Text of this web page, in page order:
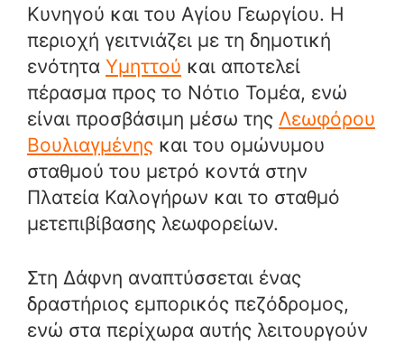
Κυνηγού και του Αγίου Γεωργίου. Η
περιοχή γειτνιάζει με τη δημοτική
ενότητα Υμηττού και αποτελεί
πέρασμα προς το Νότιο Τομέα, ενώ
είναι προσβάσιμη μέσω της Λεωφόρου
Βουλιαγμένης και του ομώνυμου
σταθμού του μετρό κοντά στην
Πλατεία Καλογήρων και το σταθμό
μετεπιβίβασης λεωφορείων.
Στη Δάφνη αναπτύσσεται ένας
δραστήριος εμπορικός πεζόδρομος,
ενώ στα περίχωρα αυτής λειτουργούν